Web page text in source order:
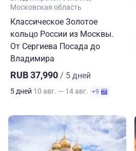
Московская область
Классическое Золотое
кольцо России из Москвы.
От Сергиева Посада до
Владимира
RUB 37,990 / 5 дней
5 дней 10 авг. — 14 авг. +9